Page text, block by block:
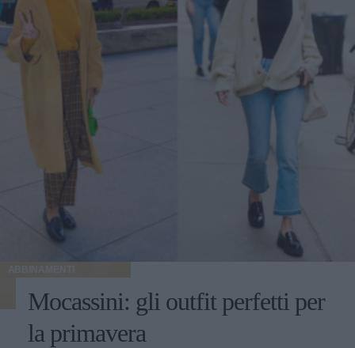
ABBINAMENTI
Mocassini: gli outfit perfetti per
la primavera